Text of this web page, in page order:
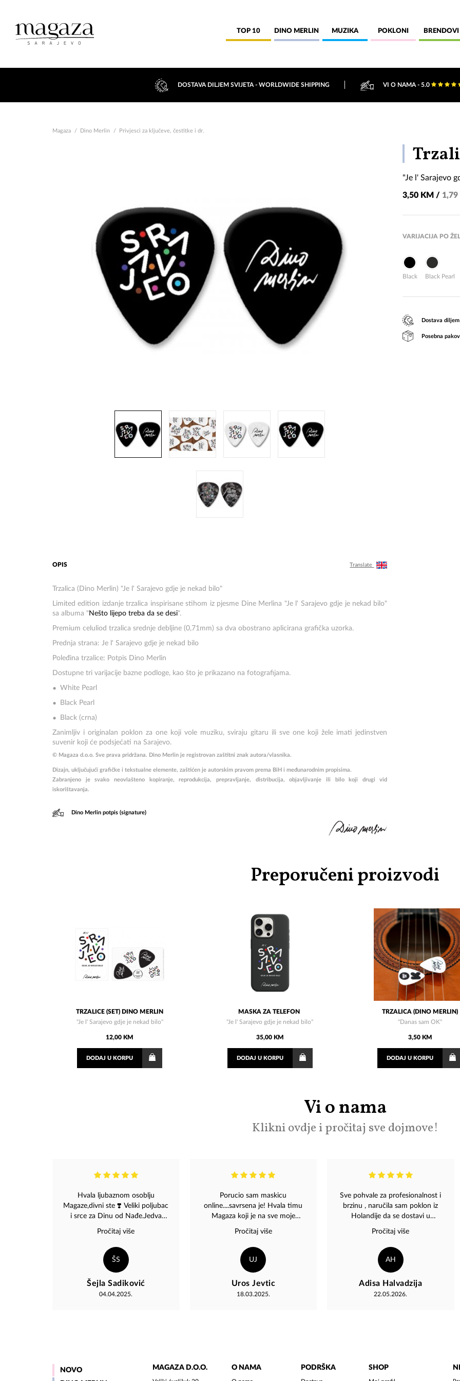
TOP 10 DINO MERLIN MUZIKA POKLONI BRENDOVI
DOSTAVA DILJEM SVIJETA - WORLDWIDE SHIPPING VI O NAMA - 5.0
Magaza Dino Merlin Privjesci za ključeve, čestitke i dr.
OPIS Translate
Trzalica (Dino Merlin) "Je l' Sarajevo gdje je nekad bilo"
Limited edition izdanje trzalica inspirisane stihom iz pjesme Dine Merlina "Je l' Sarajevo gdje je nekad bilo"
sa albuma "Nešto lijepo treba da se desi".
Premium celuliod trzalica srednje debljine (0,71mm) sa dva obostrano aplicirana grafička uzorka.
Prednja strana: Je l' Sarajevo gdje je nekad bilo
Poleđina trzalice: Potpis Dino Merlin
Dostupne tri varijacije bazne podloge, kao što je prikazano na fotografijama.
White Pearl
Black Pearl
Black (crna)
Zanimljiv i originalan poklon za one koji vole muziku, sviraju gitaru ili sve one koji žele imati jedinstven
suvenir koji će podsjećati na Sarajevo.
© Magaza d.o.o. Sve prava pridržana. Dino Merlin je registrovan zaštitni znak autora/vlasnika.
Dizajn, uključujući grafičke i tekstualne elemente, zaštićen je autorskim pravom prema BiH i međunarodnim propisima.
Zabranjeno je svako neovlašteno kopiranje, reprodukcija, prepravljanje, distribucija, objavljivanje ili bilo koji drugi vid
iskorištavanja.
Dino Merlin potpis (signature)
"Je l' Sarajevo
3,50 KM / 1,79
VARIJACIJA PO
Black Black Pearl
Dostava
Posebna
Preporučeni proizvodi
TRZALICE (SET) DINO MERLIN
"Je l' Sarajevo gdje je nekad bilo"
12,00 KM
DODAJ U KORPU
MASKA ZA TELEFON
"Je l' Sarajevo gdje je nekad bilo"
35,00 KM
DODAJU KORPU
TRZALICA (DINO MERLIN)
''Danas sam OK''
3,50 KM
DODAJ U KORPU
Vi o nama
Klikni ovdje i pročitaj sve dojmove!
Hvala ljubaznom osoblju
Magaze,divni ste ❣️ Veliki poljubac
i srce za Dinu od Nađe.Jedva
čekamo koncert ❤️
Pročitaj više
ŠS
Šejla Sadiković
04.04.2025.
Porucio sam maskicu
online....savrsena je! Hvala timu
Magaza koji je na sve moje
zahteve najljubaznije i
najsrdacnije odgovorio.Preporuka
svima????????
Pročitaj više
UJ
Uros Jevtic
18.03.2025.
Sve pohvale za profesionalnost i
brzinu , naručila sam poklon iz
Holandije da se dostavi u
Sarajevo i sve je za saat bilo
odradjeno Sve preporuke za
Magazu
Pročitaj više
AH
Adisa Halvadzija
22.05.2026.
NOVO
MAGAZA D.O.O. O NAMA PODRŠKA SHOP